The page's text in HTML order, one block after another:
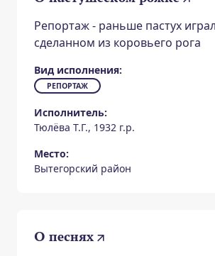
Репортаж - раньше пастух
сделанном из коровьего рога
Вид исполнения:
РЕПОРТАЖ
Исполнитель:
Тюлёва Т.Г., 1932 г.р.
Место:
Вытегорский район
О песнях